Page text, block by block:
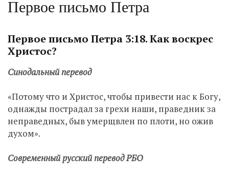
Первое письмо Петра
Первое письмо Петра 3:18. Как воскрес
Христос?
Синодальный перевод
«Потому что и Христос, чтобы привести нас к Богу,
однажды пострадал за грехи наши, праведник за
неправедных, быв умерщвлен по плоти, но ожив
духом».
Современный русский перевод РБО